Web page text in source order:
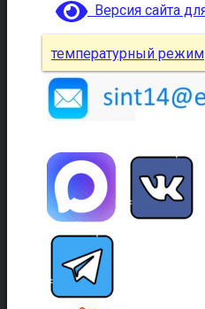
Версия сайта
температурный режим